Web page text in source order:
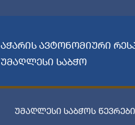
აჭარის ავტონომიური
უმაღლესი საბჭო
უმაღლესი საბჭოს წევრები